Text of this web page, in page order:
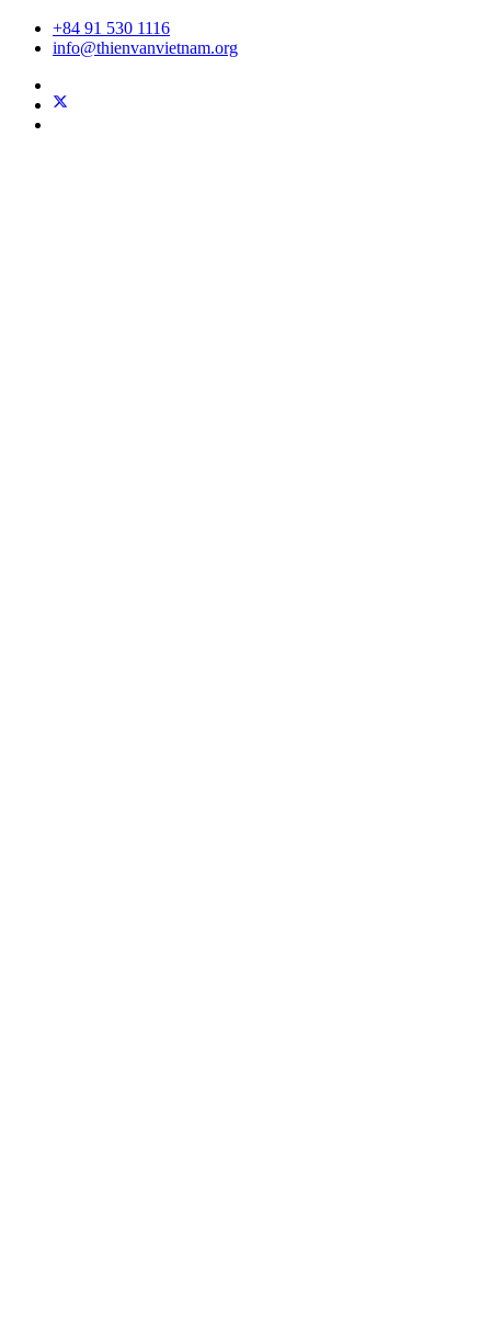
+84 91 530 1116
info@thienvanvietnam.org